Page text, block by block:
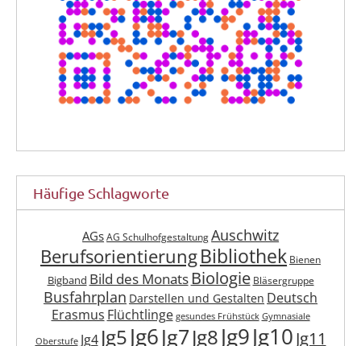
Häufige Schlagworte
AGs AG Schulhofgestaltung Auschwitz
BerufsorientierungBibliothek Bienen
Bigband Bild des Monats Biologie Bläsergruppe
Busfahrplan Darstellen und Gestalten Deutsch
Erasmus Flüchtlinge gesundes Frühstück Gymnasiale
Oberstufe Jg4 Jg5Jg6Jg7Jg8Jg9Jg10Jg11